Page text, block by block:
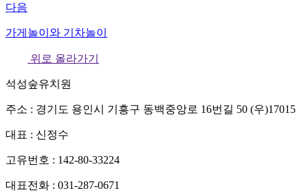
다음
가게놀이와 기차놀이
위로 올라가기
석성숲유치원
주소 : 경기도 용인시 기흥구 동백중앙로 16번길 50 (우)17015
대표 : 신정수
고유번호 : 142-80-33224
대표전화 : 031-287-0671